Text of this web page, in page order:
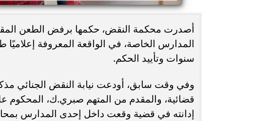
أصدرت محكمة النقض، حكمها برفض الطعن
سنوات وتأييد الحكم.
إدانته في قضية وقعت داخل إحدى المدارس
محافظ أسيوط : حملات مكثفة لرفع
الإشغالات بحي شرق لإعادة الانضباط